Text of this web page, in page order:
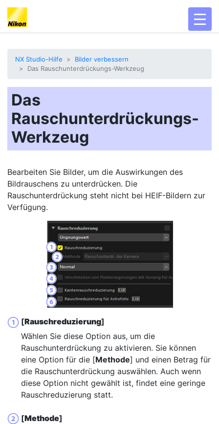
NX Studio-Hilfe
Bilder verbessern
Das Rauschunterdrückungs-Werkzeug
Das
Rauschunterdrückungs-
Werkzeug
Bearbeiten Sie Bilder, um die Auswirkungen des
Bildrauschens zu unterdrücken. Die
Rauschunterdrückung steht nicht bei HEIF-Bildern zur
Verfügung.
[Rauschreduzierung]
Wählen Sie diese Option aus, um die
Rauschunterdrückung zu aktivieren. Sie können
eine Option für die [Methode] und einen Betrag für
die Rauschunterdrückung auswählen. Auch wenn
diese Option nicht gewählt ist, findet eine geringe
Rauschreduzierung statt.
[Methode]